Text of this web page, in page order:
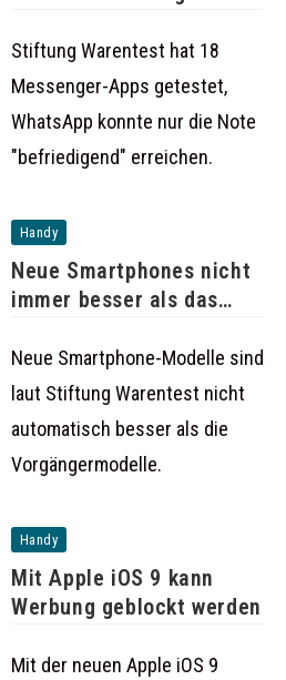
Stiftung Warentest hat 18
Messenger-Apps getestet,
WhatsApp konnte nur die Note
"befriedigend" erreichen.
Handy
Neue Smartphones nicht
immer besser als das
Neue Smartphone-Modelle sind
laut Stiftung Warentest nicht
automatisch besser als die
Vorgängermodelle.
Handy
Mit Apple iOS 9 kann
Werbung geblockt werden
Mit der neuen Apple iOS 9